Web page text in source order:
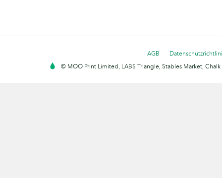
AGB
© MOO Print Limited, LABS Triangle, Stables Market,